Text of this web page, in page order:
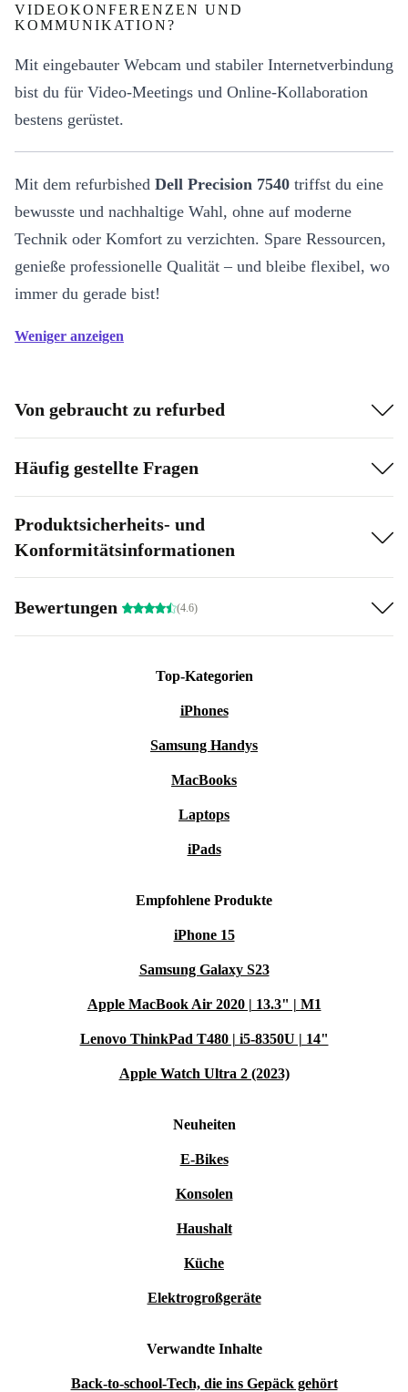
VIDEOKONFERENZEN UND
KOMMUNIKATION?
Mit eingebauter Webcam und stabiler Internetverbindung
bist du für Video-Meetings und Online-Kollaboration
bestens gerüstet.
Mit dem refurbished Dell Precision 7540 triffst du eine
bewusste und nachhaltige Wahl, ohne auf moderne
Technik oder Komfort zu verzichten. Spare Ressourcen,
genieße professionelle Qualität – und bleibe flexibel, wo
immer du gerade bist!
Weniger anzeigen
Von gebraucht zu refurbed
Häufig gestellte Fragen
Produktsicherheits- und
Konformitätsinformationen
Bewertungen (4.6)
Top-Kategorien
iPhones
Samsung Handys
MacBooks
Laptops
iPads
Empfohlene Produkte
iPhone 15
Samsung Galaxy S23
Apple MacBook Air 2020 | 13.3" | M1
Lenovo ThinkPad T480 | i5-8350U | 14"
Apple Watch Ultra 2 (2023)
Neuheiten
E-Bikes
Konsolen
Haushalt
Küche
Elektrogroßgeräte
Verwandte Inhalte
Back-to-school-Tech, die ins Gepäck gehört